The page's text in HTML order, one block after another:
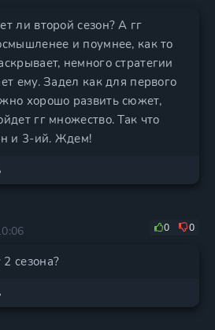
ли второй сезон? А гг
и поумнее, как то
немного стратегии
ему. Задел как для первого
хорошо развить сюжет,
гг множество. Так что
и 3-ий. Ждем!
0 0
сезона?